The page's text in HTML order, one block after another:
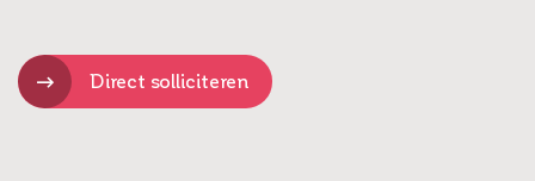
Direct solliciteren